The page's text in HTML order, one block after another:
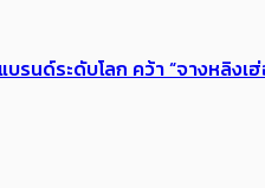
รนด์ระดับโลก คว้า “จางหลิงเ